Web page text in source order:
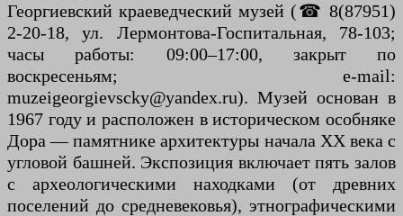
Георгиевский краеведческий музей (☎ 8(87951)
2-20-18, ул. Лермонтова-Госпитальная, 78-103;
часы работы: 09:00–17:00, закрыт по
воскресеньям; e-mail:
muzeigeorgievscky@yandex.ru). Музей основан в
1967 году и расположен в историческом особняке
Дора — памятнике архитектуры начала XX века с
угловой башней. Экспозиция включает пять залов
с археологическими находками (от древних
поселений до средневековья), этнографическими